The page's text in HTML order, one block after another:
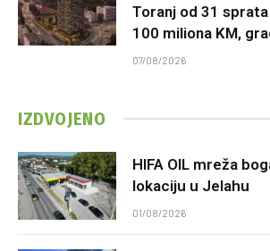
Toranj od 31
100 miliona KM,
07/08/2026
IZDVOJENO
HIFA OIL mreža
lokaciju u Jelahu
01/08/2026